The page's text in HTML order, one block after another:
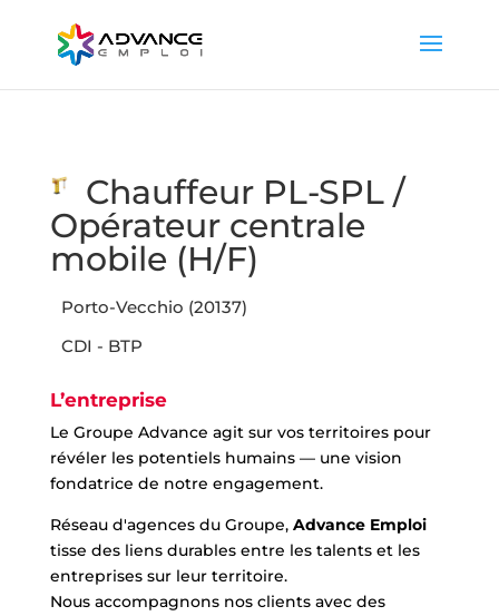
Chauffeur PL-SPL /
Opérateur centrale
mobile (H/F)
Porto-Vecchio (20137)
CDI - BTP
L’entreprise
Le Groupe Advance agit sur vos territoires pour
révéler les potentiels humains — une vision
fondatrice de notre engagement.
Réseau d'agences du Groupe, Advance Emploi
tisse des liens durables entre les talents et les
entreprises sur leur territoire.
Nous accompagnons nos clients avec des